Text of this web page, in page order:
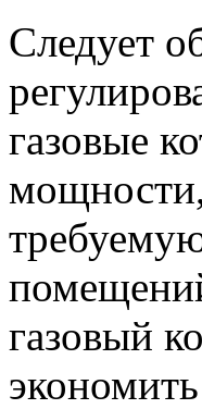
Следует
газовые
мощности,
газовый